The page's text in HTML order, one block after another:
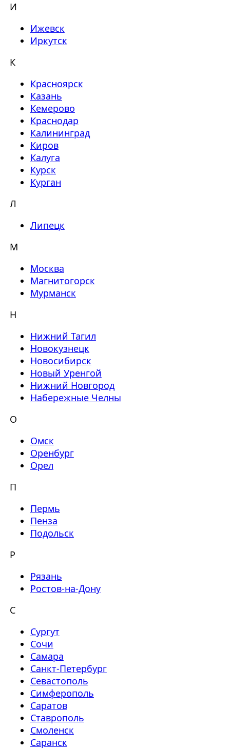
И
Ижевск
Иркутск
К
Красноярск
Казань
Кемерово
Краснодар
Калининград
Киров
Калуга
Курск
Курган
Л
Липецк
М
Москва
Магнитогорск
Мурманск
Н
Нижний Тагил
Новокузнецк
Новосибирск
Новый Уренгой
Нижний Новгород
Набережные Челны
О
Омск
Оренбург
Орел
П
Пермь
Пенза
Подольск
Р
Рязань
Ростов-на-Дону
С
Сургут
Сочи
Самара
Санкт-Петербург
Севастополь
Симферополь
Саратов
Ставрополь
Смоленск
Саранск